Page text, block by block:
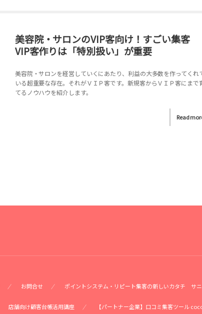
美容院・サロンのVIP客向け！すごい集客
VIP客作りは「特別扱い」が重要
美容院・サロンを経営していくにあたり、利益の大多数を作ってくれ
いる超重要な存在。それがＶＩＰ客です。新規客からＶＩＰ客にまで
てるノウハウを紹介します。
Read
お問合せ ポイントシステム・リピート集客の新しいカタチ サ
店舗向け顧客台帳活用講座 【パートナー企業】口コミ集客ツール